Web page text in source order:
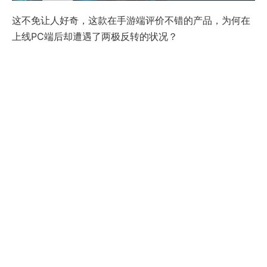
这不免让人好奇，这款在手游端评价不错的产品，为何在
上线PC端后却遭遇了两极反转的状况？